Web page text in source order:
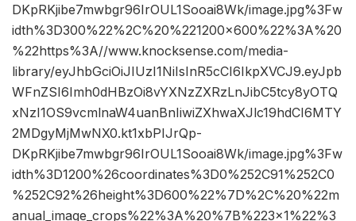
DKpRKjibe7mwbgr96IrOUL1Sooai8Wk/image.jpg%3Fw
idth%3D300%22%2C%20%221200×600%22%3A%20
%22https%3A//www.knocksense.com/media-
library/eyJhbGciOiJIUzI1NiIsInR5cCI6IkpXVCJ9.eyJpb
WFnZSI6Imh0dHBzOi8vYXNzZXRzLnJibC5tcy8yOTQ
xNzI1OS9vcmlnaW4uanBnIiwiZXhwaXJlc19hdCI6MTY
2MDgyMjMwNX0.kt1xbPIJrQp-
DKpRKjibe7mwbgr96IrOUL1Sooai8Wk/image.jpg%3Fw
idth%3D1200%26coordinates%3D0%252C91%252C0
%252C92%26height%3D600%22%7D%2C%20%22m
anual_image_crops%22%3A%20%7B%223×1%22%3